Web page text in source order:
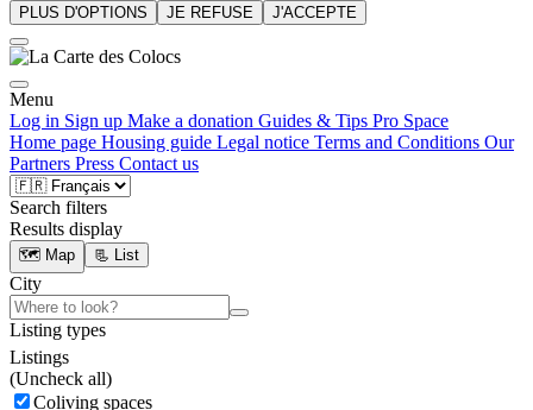
PLUS D'OPTIONS JE REFUSE J'ACCEPTE
Menu
Log in Sign up Make a donation Guides & Tips Pro Space
Home page Housing guide Legal notice Terms and Conditions Our
Partners Press Contact us
Search filters
Results display
🗺️ Map 📃 List
City
Listing types
Listings
(Uncheck all)
Coliving spaces